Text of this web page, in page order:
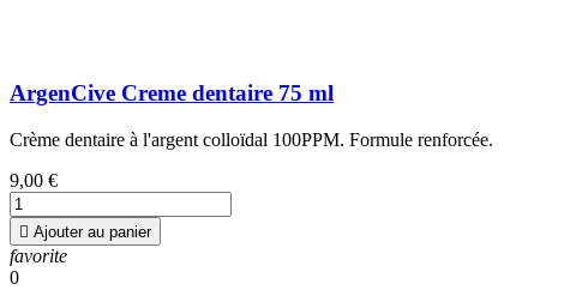
ArgenCive Creme dentaire 75 ml
Crème dentaire à l'argent colloïdal 100PPM. Formule renforcée.
9,00 €
 Ajouter au panier
favorite
0